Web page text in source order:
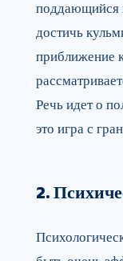
поддающийся
достичь
приближение
Речь идет о
это игра с
2.